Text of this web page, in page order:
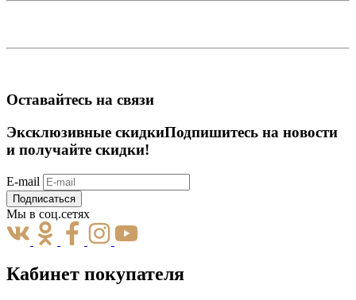
Оставайтесь на связи
Эксклюзивные скидкиПодпишитесь на новости
и получайте скидки!
E-mail
Подписаться
Мы в соц.сетях
Кабинет покупателя